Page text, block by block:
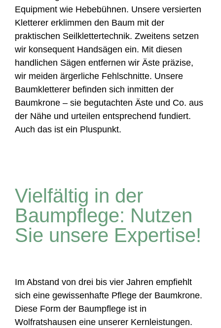
Equipment wie Hebebühnen. Unsere versierten
Kletterer erklimmen den Baum mit der
praktischen Seilklettertechnik. Zweitens setzen
wir konsequent Handsägen ein. Mit diesen
handlichen Sägen entfernen wir Äste präzise,
wir meiden ärgerliche Fehlschnitte. Unsere
Baumkletterer befinden sich inmitten der
Baumkrone – sie begutachten Äste und Co. aus
der Nähe und urteilen entsprechend fundiert.
Auch das ist ein Pluspunkt.
Vielfältig in der
Baumpflege: Nutzen
Sie unsere Expertise!
Im Abstand von drei bis vier Jahren empfiehlt
sich eine gewissenhafte Pflege der Baumkrone.
Diese Form der Baumpflege ist in
Wolfratshausen eine unserer Kernleistungen.